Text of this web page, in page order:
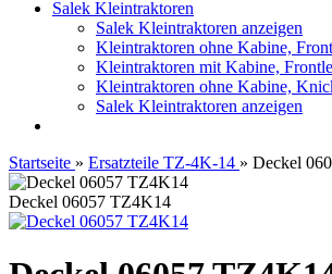
Salek Kleintraktoren
Salek Kleintraktoren anzeigen
Kleintraktoren ohne Kabine,
Kleintraktoren mit Kabine,
Kleintraktoren ohne Kabine,
Salek Kleintraktoren anzeigen
Startseite » Ersatzteile TZ-4K-14 » Deckel
Deckel 06057 TZ4K14